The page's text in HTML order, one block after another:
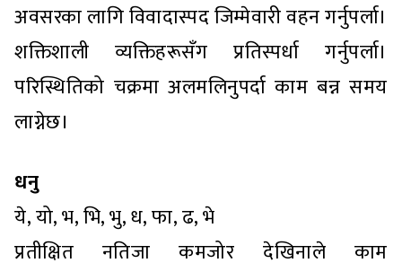
अवसरका लागि विवादास्पद जिम्मेवारी वहन गर्नुपर्ला।
शक्तिशाली व्यक्तिहरूसँग प्रतिस्पर्धा गर्नुपर्ला।
परिस्थितिको चक्रमा अलमलिनुपर्दा काम बन्न समय
लाग्नेछ।
धनु
ये, यो, भ, भि, भु, ध, फा, ढ, भे
प्रतीक्षित नतिजा कमजोर देखिनाले काम